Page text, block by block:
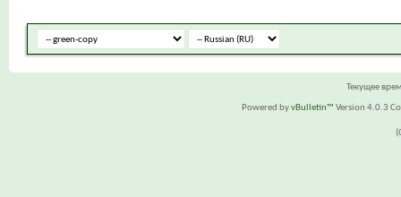
Текущее
Powered byvBulletin™ Version 4.0.3